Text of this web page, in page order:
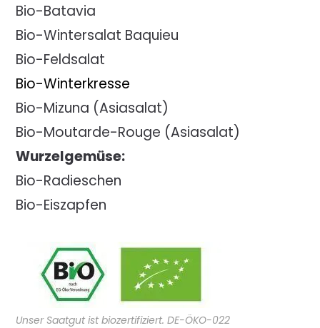
Bio-Batavia
Bio-Wintersalat Baquieu
Bio-Feldsalat
Bio-Winterkresse
Bio-Mizuna (Asiasalat)
Bio-Moutarde-Rouge (Asiasalat)
Wurzelgemüse:
Bio-Radieschen
Bio-Eiszapfen
Unser Saatgut ist biozertifiziert. DE-ÖKO-022